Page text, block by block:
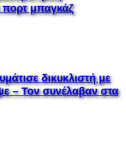
μπαγκάζ
δικυκλιστή με
– Τον συνέλαβαν στα